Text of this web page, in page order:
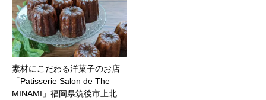
素材にこだわる洋菓子のお店
「Patisserie Salon de The
MINAMI」福岡県筑後市上北…